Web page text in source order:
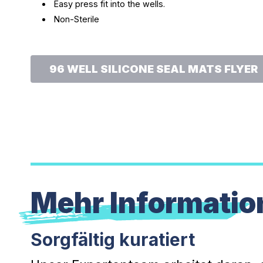
Easy press fit into the wells.
Non-Sterile
96 WELL SILICONE SEAL MATS FLYER
Mehr
Sorgfältig kuratiert